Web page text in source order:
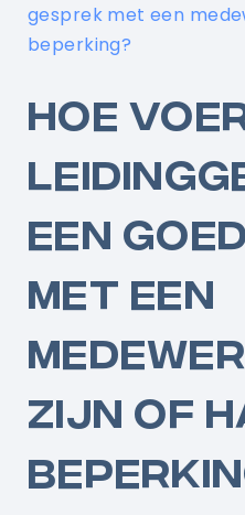
gesprek met een
beperking?
HOE
EEN
MET EEN
ZIJN OF